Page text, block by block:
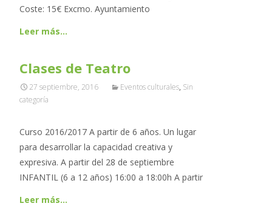
Coste: 15€ Excmo. Ayuntamiento
Leer más…
Clases de Teatro
27 septiembre, 2016 Eventos culturales, Sin
categoría
Curso 2016/2017 A partir de 6 años. Un lugar
para desarrollar la capacidad creativa y
expresiva. A partir del 28 de septiembre
INFANTIL (6 a 12 años) 16:00 a 18:00h A partir
Leer más…